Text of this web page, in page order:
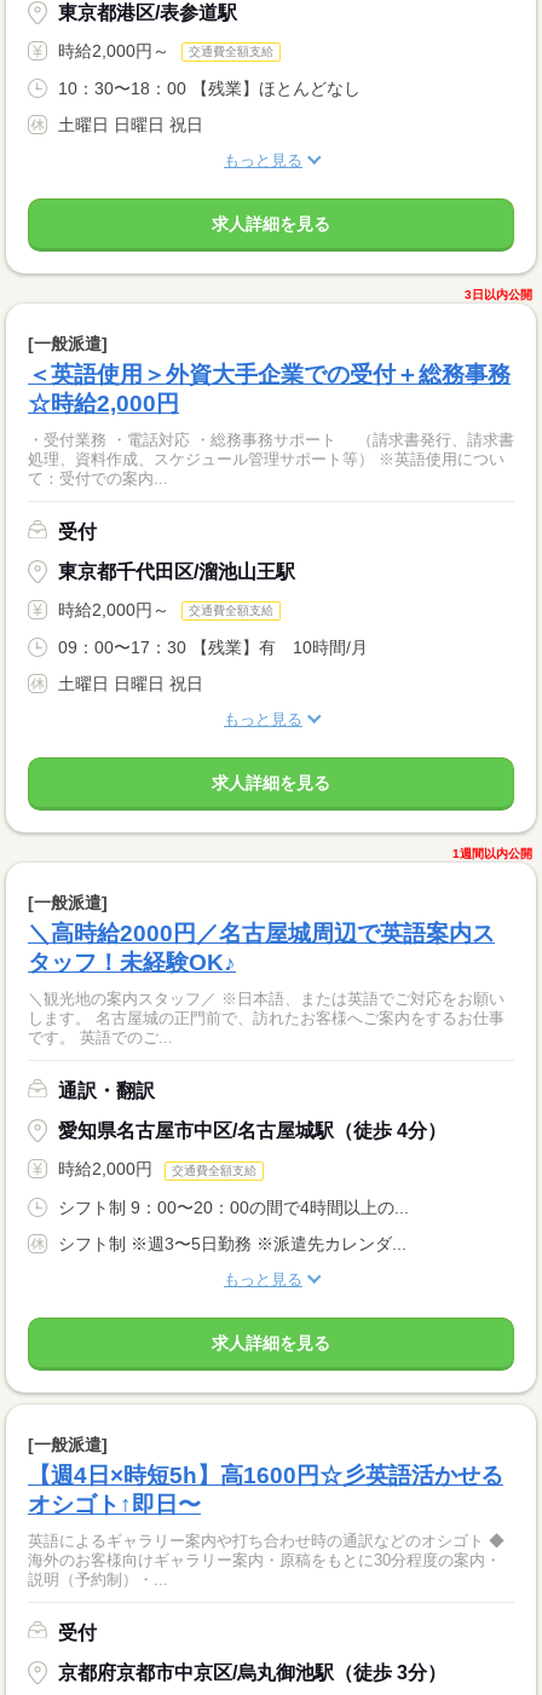
東京都港区/表参道駅
時給2,000円～ 交通費全額支給
10：30〜18：00 【残業】ほとんどなし
土曜日 日曜日 祝日
もっと見る
求人詳細を見る
3日以内公開
[一般派遣]
＜英語使用＞外資大手企業での受付＋総務事務
☆時給2,000円
・受付業務 ・電話対応 ・総務事務サポート （請求書発行、請求書
処理、資料作成、スケジュール管理サポート等） ※英語使用につい
て：受付での案内...
受付
東京都千代田区/溜池山王駅
時給2,000円～ 交通費全額支給
09：00〜17：30 【残業】有 10時間/月
土曜日 日曜日 祝日
もっと見る
求人詳細を見る
1週間以内公開
[一般派遣]
＼高時給2000円／名古屋城周辺で英語案内ス
タッフ！未経験OK♪
＼観光地の案内スタッフ／ ※日本語、または英語でご対応をお願い
します。 名古屋城の正門前で、訪れたお客様へご案内をするお仕事
です。 英語でのご...
通訳・翻訳
愛知県名古屋市中区/名古屋城駅（徒歩 4分）
時給2,000円 交通費全額支給
シフト制 9：00〜20：00の間で4時間以上の...
シフト制 ※週3〜5日勤務 ※派遣先カレンダ...
もっと見る
求人詳細を見る
[一般派遣]
【週4日×時短5h】高1600円☆彡英語活かせる
オシゴト↑即日〜
英語によるギャラリー案内や打ち合わせ時の通訳などのオシゴト ◆
海外のお客様向けギャラリー案内・原稿をもとに30分程度の案内・
説明（予約制）・...
受付
京都府京都市中京区/烏丸御池駅（徒歩 3分）